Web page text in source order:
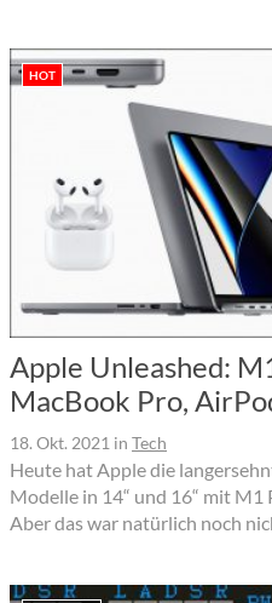
HOT
Apple Unleashed:
MacBook Pro,
18. Okt. 2021 in Tech
Heute hat Apple die
Modelle in 14“ und 16“ mit
Aber das war natürlich noch